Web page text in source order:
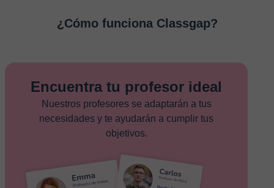
¿Cómo funciona Classgap?
Encuentra tu profesor ideal
Nuestros profesores se adaptarán a tus
necesidades y te ayudarán a cumplir tus
objetivos.